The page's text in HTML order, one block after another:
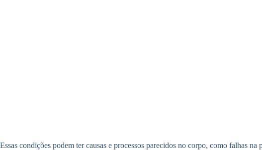
Essas condições podem ter causas e processos parecidos no corpo, como falhas